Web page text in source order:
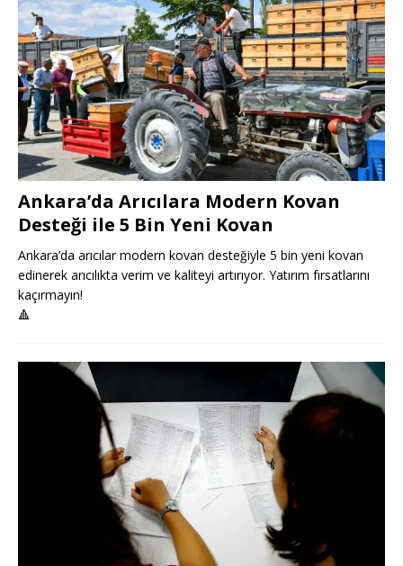
Ankara’da Arıcılara Modern Kovan
Desteği ile 5 Bin Yeni Kovan
Ankara’da arıcılar modern kovan desteğiyle 5 bin yeni kovan
edinerek arıcılıkta verim ve kaliteyi artırıyor. Yatırım fırsatlarını
kaçırmayın!
🔺